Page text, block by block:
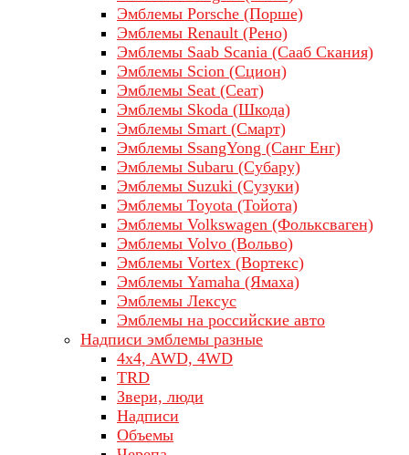
Эмблемы Porsche (Порше)
Эмблемы Renault (Рено)
Эмблемы Saab Scania (Сааб Скания)
Эмблемы Scion (Сцион)
Эмблемы Seat (Сеат)
Эмблемы Skoda (Шкода)
Эмблемы Smart (Смарт)
Эмблемы SsangYong (Санг Енг)
Эмблемы Subaru (Субару)
Эмблемы Suzuki (Сузуки)
Эмблемы Toyota (Тойота)
Эмблемы Volkswagen (Фольксваген)
Эмблемы Volvo (Вольво)
Эмблемы Vortex (Вортекс)
Эмблемы Yamaha (Ямаха)
Эмблемы Лексус
Эмблемы на российские авто
Надписи эмблемы разные
4x4, AWD, 4WD
TRD
Звери, люди
Надписи
Объемы